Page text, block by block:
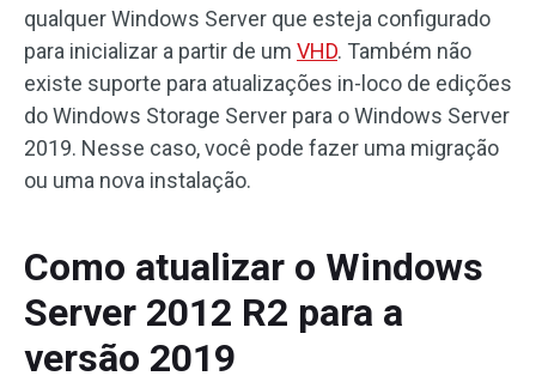
qualquer Windows Server que esteja configurado
para inicializar a partir de um VHD. Também não
existe suporte para atualizações in-loco de edições
do Windows Storage Server para o Windows Server
2019. Nesse caso, você pode fazer uma migração
ou uma nova instalação.
Como atualizar o Windows
Server 2012 R2 para a
versão 2019